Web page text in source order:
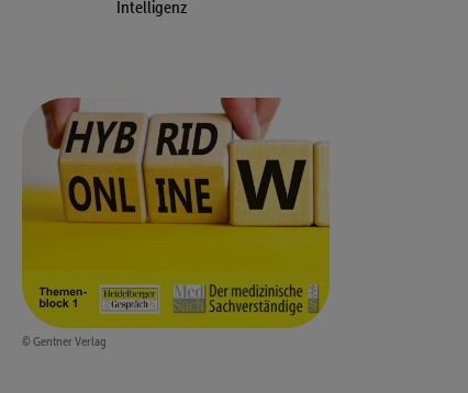
Intelligenz
© Gentner Verlag